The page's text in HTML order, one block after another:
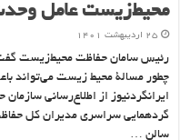
محیط‌زیست عامل
۲۵ اردیبهشت ۱۴۰۱
رئیس سامان حفاظت محیط‌زیست
چطور مسالۀ محیط زیست می‌تواند
ایرانگردنیوز از اطلاع‌رسانی
گردهمایی سراسری مدیران کل
سالن …